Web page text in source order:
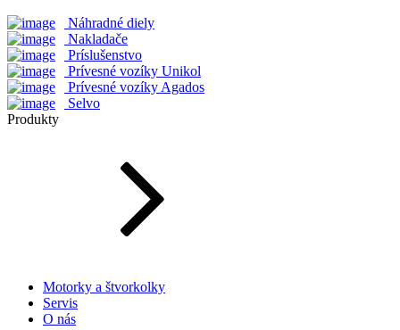
Náhradné diely
Nakladače
Príslušenstvo
Prívesné vozíky Unikol
Prívesné vozíky Agados
Selvo
Produkty
Motorky a štvorkolky
Servis
O nás